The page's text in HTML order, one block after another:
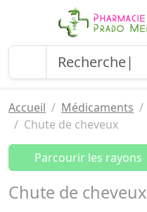
Accueil Médicaments
Chute de cheveux
Parcourir les rayons
Chute de cheveux